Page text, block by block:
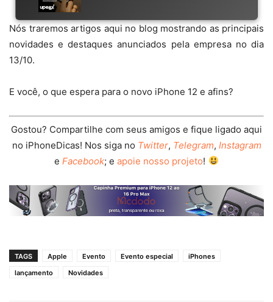
Nós traremos artigos aqui no blog mostrando as principais
novidades e destaques anunciados pela empresa no dia
13/10.
E você, o que espera para o novo iPhone 12 e afins?
Gostou? Compartilhe com seus amigos e fique ligado aqui
no iPhoneDicas! Nos siga no Twitter, Telegram, Instagram
eFacebook; eapoie nosso projeto!
TAGS Apple Evento Evento especial
iPhones
lançamento
Novidades